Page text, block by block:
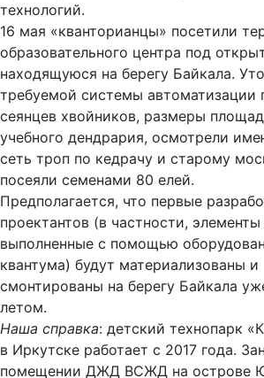
технологий.
16 мая «кванторианцы» посетили
образовательного центра под
находящуюся на берегу Байкала.
требуемой системы автоматизации
сеянцев хвойников, размеры
учебного дендрария, осмотрели
сеть троп по кедрачу и старому
посеяли семенами 80 елей.
Предполагается, что первые
проектантов (в частности, элементы
выполненные с помощью
квантума) будут материализованы и
смонтированы на берегу Байкала
летом.
Наша справка: детский технопарк
в Иркутске работает с 2017 года.
помещении ДЖД ВСЖД на острове